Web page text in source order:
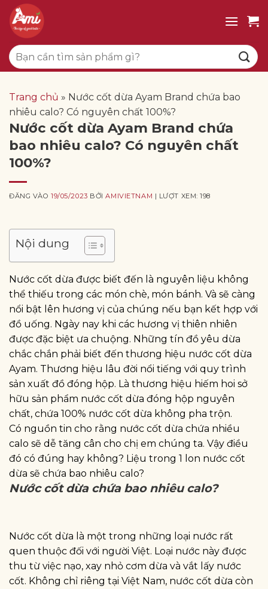
qua
dung
Tìm
kiếm:
Trang chủ » Nước cốt dừa Ayam Brand chứa bao
nhiêu calo? Có nguyên chất 100%?
Nước cốt dừa Ayam Brand chứa
bao nhiêu calo? Có nguyên chất
100%?
ĐĂNG VÀO19/05/2023 BỞIAMIVIETNAM | LƯỢT XEM: 198
Nội dung
Nước cốt dừa được biết đến là nguyên liệu không
thể thiếu trong các món chè, món bánh. Và sẽ càng
nổi bật lên hương vị của chúng nếu bạn kết hợp với
đồ uống. Ngày nay khi các hương vị thiên nhiên
được đặc biệt ưa chuộng. Những tín đồ yêu dừa
chắc chắn phải biết đến thương hiệu nước cốt dừa
Ayam. Thương hiệu lâu đời nổi tiếng với quy trình
sản xuất đồ đóng hộp. Là thương hiệu hiếm hoi sở
hữu sản phẩm nước cốt dừa đóng hộp nguyên
chất, chứa 100% nước cốt dừa không pha trộn.
Có nguồn tin cho rằng nước cốt dừa chứa nhiều
calo sẽ dễ tăng cân cho chị em chúng ta. Vậy điều
đó có đúng hay không? Liệu trong 1 lon nước cốt
dừa sẽ chứa bao nhiêu calo?
Nước cốt dừa chứa bao nhiêu calo?
Nước cốt dừa là một trong những loại nước rất
quen thuộc đối với người Việt. Loại nước này được
thu từ việc nạo, xay nhỏ cơm dừa và vắt lấy nước
cốt. Không chỉ riêng tại Việt Nam, nước cốt dừa còn